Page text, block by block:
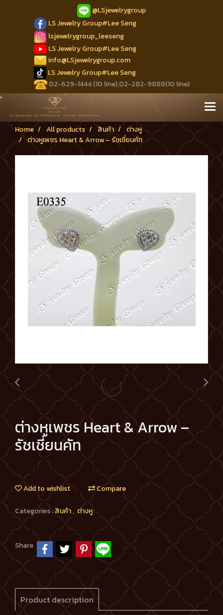
@LSjewelrygroup
LS Jewelry Group#Lee Seng
lsjewelrygroup_leeseng
LS Jewelry Group#Lee Seng
info@LSjewelrygroup.com
LS Jewelry Group#Lee Seng
02-629-1444 (10 line),02-282-9888(10 line)
Home All products สินค้า
ต่างหู
ต่างหูเพชร Heart & Arrow – รัชเชี่ยนคัท
ต่างหูเพชร Heart & Arrow –
รัชเชี่ยนคัท
Add to wishlist Compare
Categories :สินค้า, ต่างหู
Share
Product description